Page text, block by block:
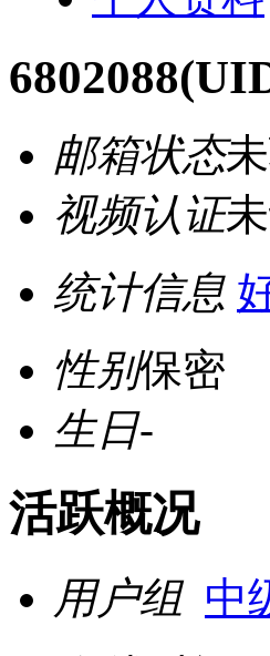
6802088
邮箱状态
视频认证
统计信息
性别保密
生日-
活跃概况
用户组 中